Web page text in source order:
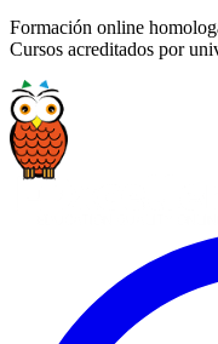
Formación online
Cursos acreditados por